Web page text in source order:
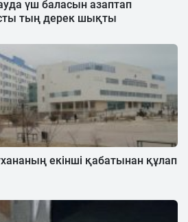
үш баласын азаптап
тың дерек шықты
екінші қабатынан құлап